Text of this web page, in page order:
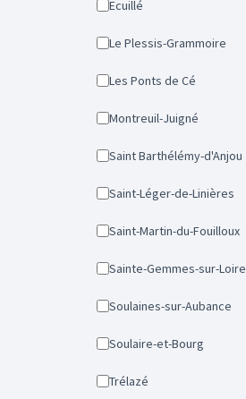
Ecuillé
Le Plessis-Grammoire
Les Ponts de Cé
Montreuil-Juigné
Saint Barthélémy-d'Anjou
Saint-Léger-de-Linières
Saint-Martin-du-Fouilloux
Sainte-Gemmes-sur-Loire
Soulaines-sur-Aubance
Soulaire-et-Bourg
Trélazé